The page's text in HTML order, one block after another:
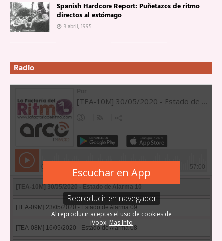
Spanish Hardcore Report: Puñetazos de ritmo
directos al estómago
3 abril, 1995
Radio